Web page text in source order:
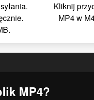
Kliknij
MP4 w
MP4?